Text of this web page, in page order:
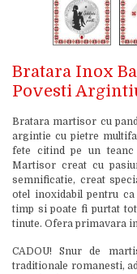
Bratara Inox
Povesti
Bratara martisor cu
argintie cu pietre
fete citind pe un
Martisor creat cu
semnificatie, creat
otel inoxidabil pentru
timp si poate fi purtat
tinute. Ofera primavara
CADOU! Snur de
traditionale romanesti,